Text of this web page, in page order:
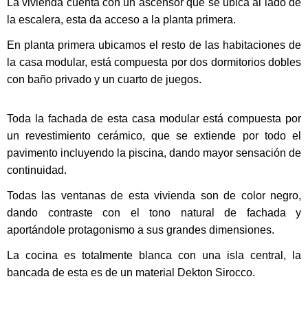
La vivienda cuenta con un ascensor que se ubica al lado de
la escalera, esta da acceso a la planta primera.
En planta primera ubicamos el resto de las habitaciones de
la casa modular, está compuesta por dos dormitorios dobles
con baño privado y un cuarto de juegos.
Toda la fachada de esta casa modular está compuesta por
un revestimiento cerámico, que se extiende por todo el
pavimento incluyendo la piscina, dando mayor sensación de
continuidad.
Todas las ventanas de esta vivienda son de color negro,
dando contraste con el tono natural de fachada y
aportándole protagonismo a sus grandes dimensiones.
La cocina es totalmente blanca con una isla central, la
bancada de esta es de un material Dekton Sirocco.